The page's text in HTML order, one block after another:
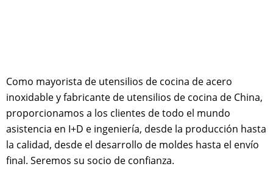
Como mayorista de utensilios de cocina de acero
inoxidable y fabricante de utensilios de cocina de China,
proporcionamos a los clientes de todo el mundo
asistencia en I+D e ingeniería, desde la producción hasta
la calidad, desde el desarrollo de moldes hasta el envío
final. Seremos su socio de confianza.